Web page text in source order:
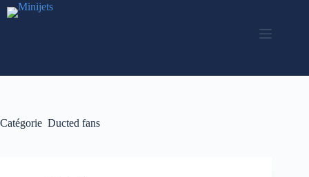
Passer
au
Catégorie Ducted fans